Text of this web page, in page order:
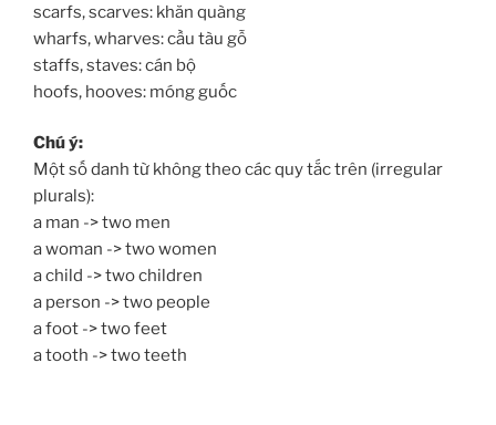
scarfs, scarves: khăn quàng
wharfs, wharves: cầu tàu gỗ
staffs, staves: cán bộ
hoofs, hooves: móng guốc
Chú ý:
Một số danh từ không theo các quy tắc trên (irregular
plurals):
a man -> two men
a woman -> two women
a child -> two children
a person -> two people
a foot -> two feet
a tooth -> two teeth